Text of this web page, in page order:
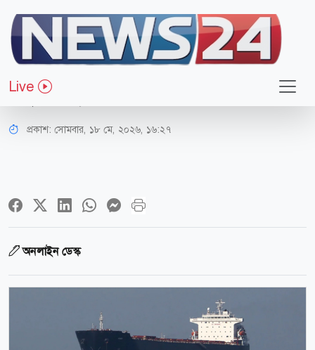
Live
আন্তর্জাতিক
এবার হরমুজ প্রণালি ব্যবস্থাপনা করবে
নতুন সংস্থা, নাম ঘোষণা করল ইরান
প্রকাশ: সোমবার, ১৮ মে, ২০২৬, ১৬:২৭
অনলাইন ডেস্ক